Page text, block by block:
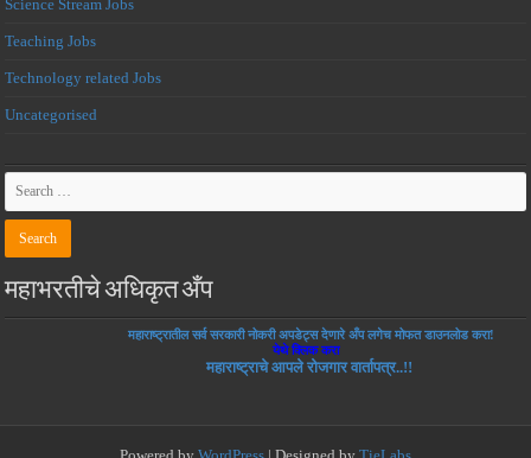
Science Stream Jobs
Teaching Jobs
Technology related Jobs
Uncategorised
महाभरतीचे अधिकृत अँप
महाराष्ट्रातील सर्व सरकारी नोकरी अपडेट्स देणारे अँप लगेच मोफत डाउनलोड करा!
येथे क्लिक करा
महाराष्ट्राचे आपले रोजगार वार्तापत्र..!!
Powered by WordPress | Designed by TieLabs